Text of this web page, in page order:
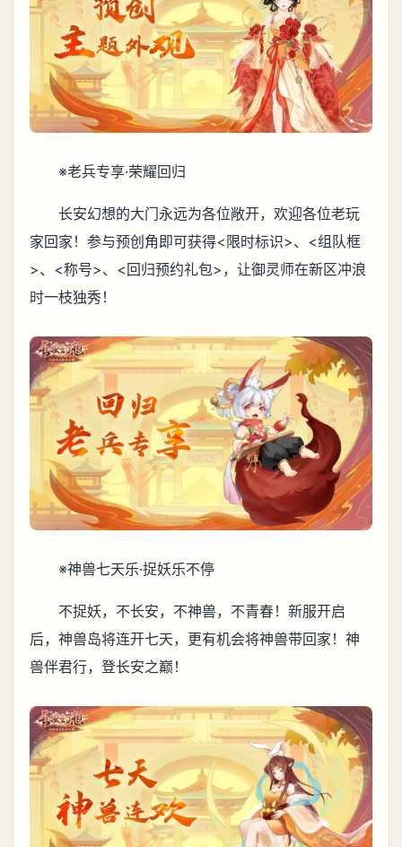
※老兵专享·荣耀回归
长安幻想的大门永远为各位敞开，欢迎各位老玩
家回家！参与预创角即可获得<限时标识>、<组队框
>、<称号>、<回归预约礼包>，让御灵师在新区冲浪
时一枝独秀！
※神兽七天乐·捉妖乐不停
不捉妖，不长安，不神兽，不青春！新服开启
后，神兽岛将连开七天，更有机会将神兽带回家！神
兽伴君行，登长安之巅！